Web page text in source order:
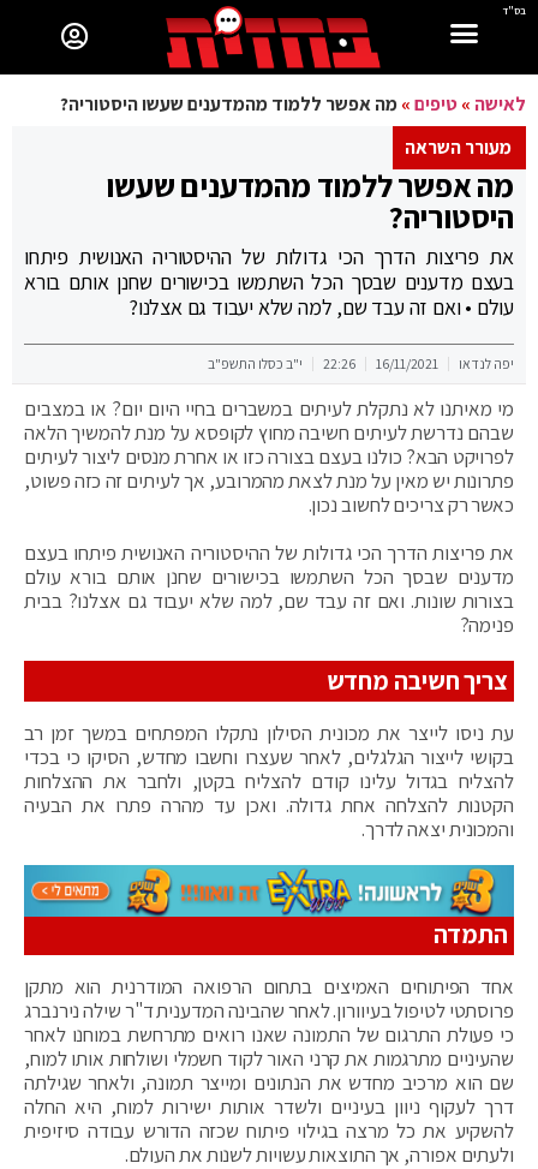
בס"ד
לאישה »טיפים»מה אפשר ללמוד מהמדענים שעשו היסטוריה?
מעורר השראה
מה אפשר ללמוד מהמדענים שעשו
היסטוריה?
את פריצות הדרך הכי גדולות של ההיסטוריה האנושית פיתחו
בעצם מדענים שבסך הכל השתמשו בכישורים שחנן אותם בורא
עולם • ואם זה עבד שם, למה שלא יעבוד גם אצלנו?
יפה לנדאו 16/11/2021
22:26 י"ב כסלו התשפ"ב
מי מאיתנו לא נתקלת לעיתים במשברים בחיי היום יום? או במצבים
שבהם נדרשת לעיתים חשיבה מחוץ לקופסא על מנת להמשיך הלאה
לפרויקט הבא? כולנו בעצם בצורה כזו או אחרת מנסים ליצור לעיתים
פתרונות יש מאין על מנת לצאת מהמרובע, אך לעיתים זה כזה פשוט,
כאשר רק צריכים לחשוב נכון.
את פריצות הדרך הכי גדולות של ההיסטוריה האנושית פיתחו בעצם
מדענים שבסך הכל השתמשו בכישורים שחנן אותם בורא עולם
בצורות שונות. ואם זה עבד שם, למה שלא יעבוד גם אצלנו? בבית
פנימה?
צריך חשיבה מחדש
עת ניסו לייצר את מכונית הסילון נתקלו המפתחים במשך זמן רב
בקושי לייצור הגלגלים, לאחר שעצרו וחשבו מחדש, הסיקו כי בכדי
להצליח בגדול עלינו קודם להצליח בקטן, ולחבר את ההצלחות
הקטנות להצלחה אחת גדולה. ואכן עד מהרה פתרו את הבעיה
והמכונית יצאה לדרך.
התמדה
אחד הפיתוחים האמיצים בתחום הרפואה המודרנית הוא מתקן
פרוסתטי לטיפול בעיוורון. לאחר שהבינה המדענית ד"ר שילה נירנברג
כי פעולת התרגום של התמונה שאנו רואים מתרחשת במוחנו לאחר
שהעיניים מתרגמות את קרני האור לקוד חשמלי ושולחות אותו למוח,
שם הוא מרכיב מחדש את הנתונים ומייצר תמונה, ולאחר שגילתה
דרך לעקוף ניוון בעיניים ולשדר אותות ישירות למוח, היא החלה
להשקיע את כל מרצה בגילוי פיתוח שכזה הדורש עבודה סיזיפית
ולעתים אפורה, אך התוצאות עשויות לשנות את העולם.